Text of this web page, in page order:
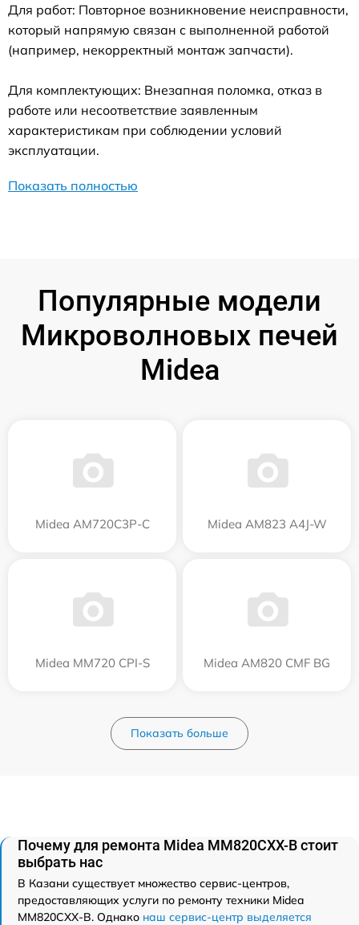
Для работ: Повторное возникновение неисправности,
который напрямую связан с выполненной работой
(например, некорректный монтаж запчасти).
Для комплектующих: Внезапная поломка, отказ в
работе или несоответствие заявленным
характеристикам при соблюдении условий
эксплуатации.
Показать полностью
Популярные модели
Микроволновых печей
Midea
Midea AM720C3P-C Midea AM823 A4J-W
Midea MM720 CPI-S Midea AM820 CMF BG
Показать больше
Почему для ремонта Midea MM820CXX-B стоит
выбрать нас
В Казани существует множество сервис-центров,
предоставляющих услуги по ремонту техники Midea
MM820CXX-B. Однако наш сервис-центр выделяется